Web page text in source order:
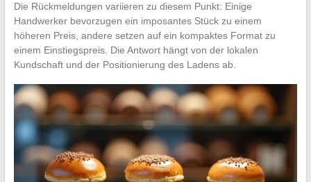
Die Rückmeldungen variieren zu diesem Punkt: Einige
Handwerker bevorzugen ein imposantes Stück zu einem
höheren Preis, andere setzen auf ein kompaktes Format zu
einem Einstiegspreis. Die Antwort hängt von der lokalen
Kundschaft und der Positionierung des Ladens ab.